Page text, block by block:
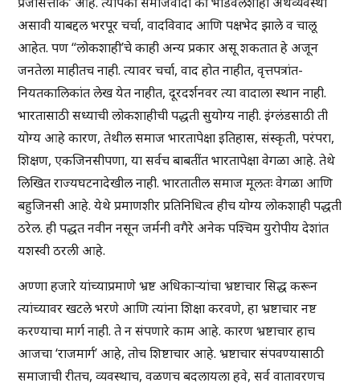
असावी याबद्दल भरपूर चर्चा, वादविवाद आणि पक्षभेद झाले व चालू
आहेत. पण “लोकशाही’चे काही अन्य प्रकार असू शकतात हे अजून
जनतेला माहीतच नाही. त्यावर चर्चा, वाद होत नाहीत, वृत्तपत्रांत-
नियतकालिकांत लेख येत नाहीत, दूरदर्शनवर त्या वादाला स्थान नाही.
भारतासाठी सध्याची लोकशाहीची पद्धती सुयोग्य नाही. इंग्लंडसाठी ती
योग्य आहे कारण, तेथील समाज भारतापेक्षा इतिहास, संस्कृती, परंपरा,
शिक्षण, एकजिनसीपणा, या सर्वच बाबतींत भारतापेक्षा वेगळा आहे. तेथे
लिखित राज्यघटनादेखील नाही. भारतातील समाज मूलतः वेगळा आणि
बहुजिनसी आहे. येथे प्रमाणशीर प्रतिनिधित्व हीच योग्य लोकशाही पद्धती
ठरेल. ही पद्धत नवीन नसून जर्मनी वगैरे अनेक पश्चिम युरोपीय देशांत
यशस्वी ठरली आहे.
अण्णा हजारे यांच्याप्रमाणे भ्रष्ट अधिकाऱ्यांचा भ्रष्टाचार सिद्ध करून
त्यांच्यावर खटले भरणे आणि त्यांना शिक्षा करवणे, हा भ्रष्टाचार नष्ट
करण्याचा मार्ग नाही. ते न संपणारे काम आहे. कारण भ्रष्टाचार हाच
आजचा ‘राजमार्ग’ आहे, तोच शिष्टाचार आहे. भ्रष्टाचार संपवण्यासाठी
समाजाची रीतच, व्यवस्थाच, वळणच बदलायला हवे, सर्व वातावरणच